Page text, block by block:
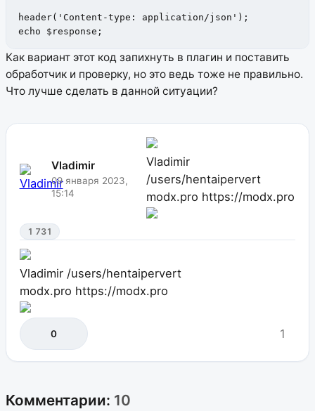
header('Content-type: application/json');
echo $response;
Как вариант этот код запихнуть в плагин и поставить
обработчик и проверку, но это ведь тоже не правильно.
Что лучше сделать в данной ситуации?
Vladimir
09 января 2023,
15:14
Vladimir
/users/hentaipervert
modx.pro https://modx.pro
1 731
Vladimir /users/hentaipervert
modx.pro https://modx.pro
0 1
Комментарии: 10